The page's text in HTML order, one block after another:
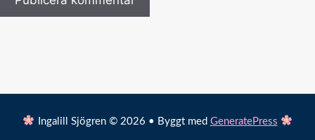
Ingalill Sjögren © 2026 • Byggt med GeneratePress